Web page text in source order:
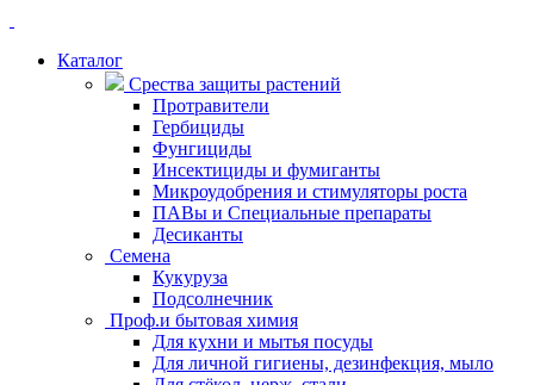
Каталог
Срества защиты растений
Протравители
Гербициды
Фунгициды
Инсектициды и фумиганты
Микроудобрения и стимуляторы роста
ПАВы и Специальные препараты
Десиканты
Семена
Кукуруза
Подсолнечник
Проф.и бытовая химия
Для кухни и мытья посуды
Для личной гигиены, дезинфекция, мыло